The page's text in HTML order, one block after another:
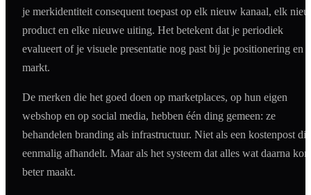
je merkidentiteit consequent toepast op elk nieuw kanaal, elk
product en elke nieuwe uiting. Het betekent dat je periodiek
evalueert of je visuele presentatie nog past bij je positionering en
markt.
De merken die het goed doen op marketplaces, op hun eigen
webshop en op social media, hebben één ding gemeen: ze
behandelen branding als infrastructuur. Niet als een kostenpost
eenmalig afhandelt. Maar als het systeem dat alles wat daarna
beter maakt.